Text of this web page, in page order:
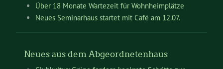
Über 18 Monate Wartezeit für Wohnheimplätze
Neues Seminarhaus startet mit Café am 12.07.
Neues aus dem Abgeordnetenhaus